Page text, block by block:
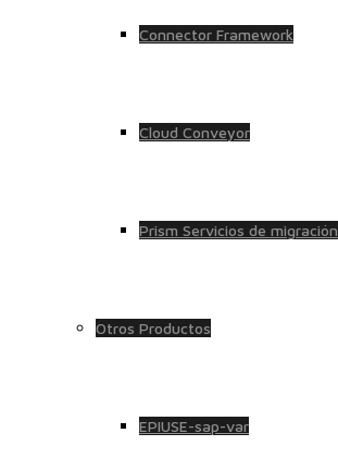
Connector Framework
Cloud Conveyor
Prism Servicios de migración
Otros Productos
EPIUSE-sap-var